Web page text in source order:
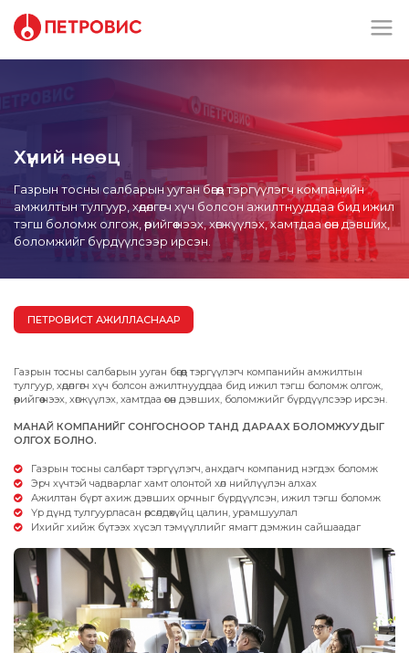
Хүний нөөц
Газрын тосны салбарын ууган бөгөөд тэргүүлэгч компанийн
амжилтын тулгуур, хөдөлгөгч хүч болсон ажилтнууддаа бид ижил
тэгш боломж олгож, өөрийгөө нээх, хөгжүүлэх, хамтдаа өсөн дэвших,
боломжийг бүрдүүлсээр ирсэн.
ПЕТРОВИСТ АЖИЛЛАСНААР
Газрын тосны салбарын ууган бөгөөд тэргүүлэгч компанийн амжилтын
тулгуур, хөдөлгөгч хүч болсон ажилтнууддаа бид ижил тэгш боломж олгож,
өөрийгөө нээх, хөгжүүлэх, хамтдаа өсөн дэвших, боломжийг бүрдүүлсээр ирсэн.
МАНАЙ КОМПАНИЙГ СОНГОСНООР ТАНД ДАРААХ БОЛОМЖУУДЫГ
ОЛГОХ БОЛНО.
Газрын тосны салбарт тэргүүлэгч, анхдагч компанид нэгдэх боломж
Эрч хүчтэй чадварлаг хамт олонтой хөл нийлүүлэн алхах
Ажилтан бүрт ахиж дэвших орчныг бүрдүүлсэн, ижил тэгш боломж
Үр дүнд тулгуурласан өрсөлдөхүйц цалин, урамшуулал
Ихийг хийж бүтээх хүсэл тэмүүллийг ямагт дэмжин сайшаадаг